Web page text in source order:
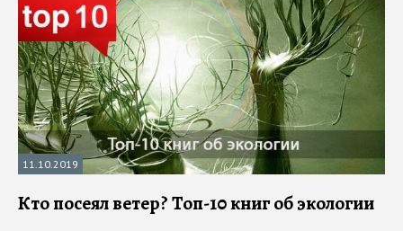
11.10.2019
Кто посеял ветер? Топ-10 книг об экологии